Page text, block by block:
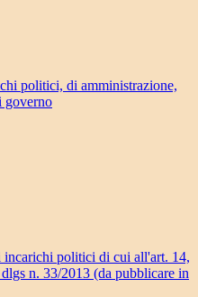
politici, di amministrazione,
governo
incarichi politici di cui all'art. 14,
n. 33/2013 (da pubblicare in